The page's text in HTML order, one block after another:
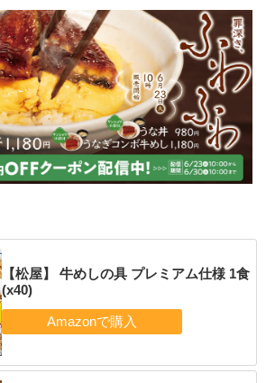
【松屋】 牛めしの具 プレミアム仕様 1食
(x40)